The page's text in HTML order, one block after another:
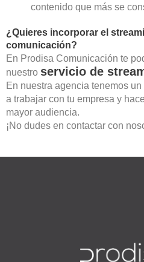
contenido que más se
¿Quieres incorporar el
comunicación?
En Prodisa Comunicación te
nuestro servicio de
En nuestra agencia tenemos
a trabajar con tu empresa y
mayor audiencia.
¡No dudes en contactar con